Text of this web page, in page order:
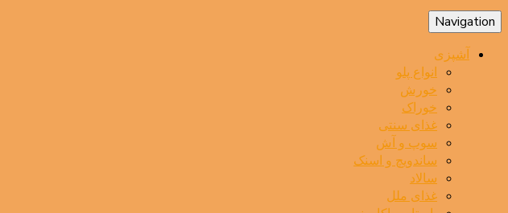
Navigation
آشپزی
انواع پلو
خورش
خوراک
غذای سنتی
سوپ و آش
ساندویچ و اسنک
سالاد
غذای ملل